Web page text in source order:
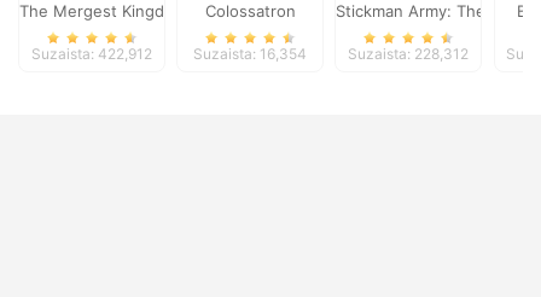
The Mergest Kingdom
Suzaista: 422,912
Colossatron
Suzaista: 16,354
Stickman Army: The
Suzaista: 228,312